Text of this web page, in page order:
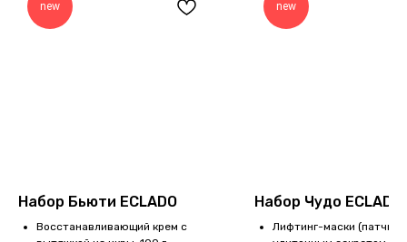
new
Набор Бьюти ECLADO
Восстанавливающий крем с
new
Набор Чудо ECLADO
Лифтинг-маски (патчи) с